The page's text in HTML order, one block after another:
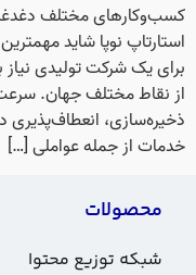
کسب‌وکارهای مختلف
استارتاپ نوپا شاید
برای یک شرکت تولیدی
از نقاط مختلف جهان. سرعت
ذخیره‌سازی، انعطاف‌پذیری
خدمات از جمله عواملی […]
محصولات
شبکه توزیع محتوا